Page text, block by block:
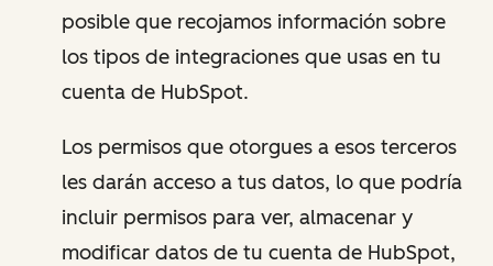
posible que recojamos información sobre
los tipos de integraciones que usas en tu
cuenta de HubSpot.
Los permisos que otorgues a esos terceros
les darán acceso a tus datos, lo que podría
incluir permisos para ver, almacenar y
modificar datos de tu cuenta de HubSpot,